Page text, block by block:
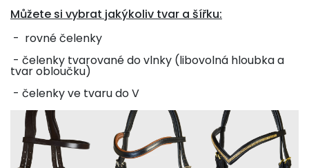
Můžete si vybrat jakýkoliv tvar a šířku:
- rovné čelenky
- čelenky tvarované do vlnky (libovolná hloubka a
tvar obloučku)
- čelenky ve tvaru do V